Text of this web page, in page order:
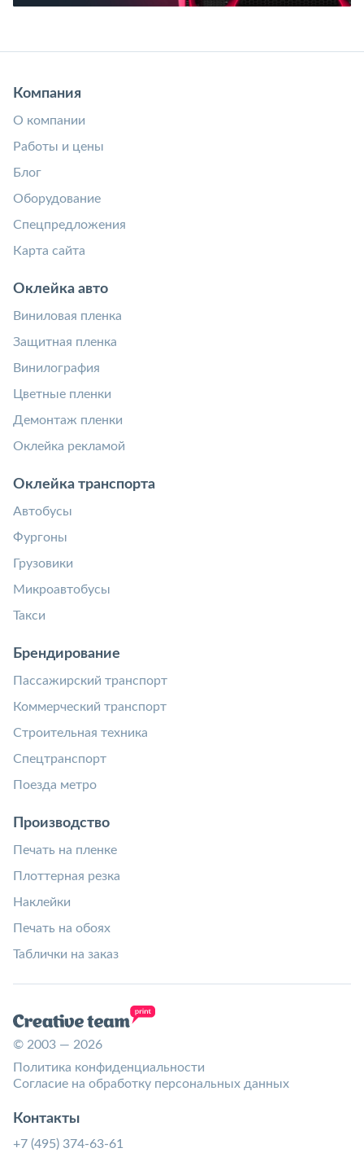
Компания
О компании
Работы и цены
Блог
Оборудование
Спецпредложения
Карта сайта
Оклейка авто
Виниловая пленка
Защитная пленка
Винилография
Цветные пленки
Демонтаж пленки
Оклейка рекламой
Оклейка транспорта
Автобусы
Фургоны
Грузовики
Микроавтобусы
Такси
Брендирование
Пассажирский транспорт
Коммерческий транспорт
Строительная техника
Спецтранспорт
Поезда метро
Производство
Печать на пленке
Плоттерная резка
Наклейки
Печать на обоях
Таблички на заказ
© 2003 — 2026
Политика конфиденциальности
Согласие на обработку персональных данных
Контакты
+7 (495) 374-63-61